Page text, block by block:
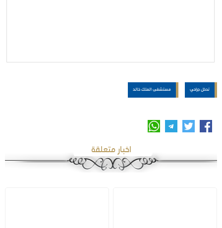
تدخل جراحي مستشفى الملك خالد
اخبار متعلقة